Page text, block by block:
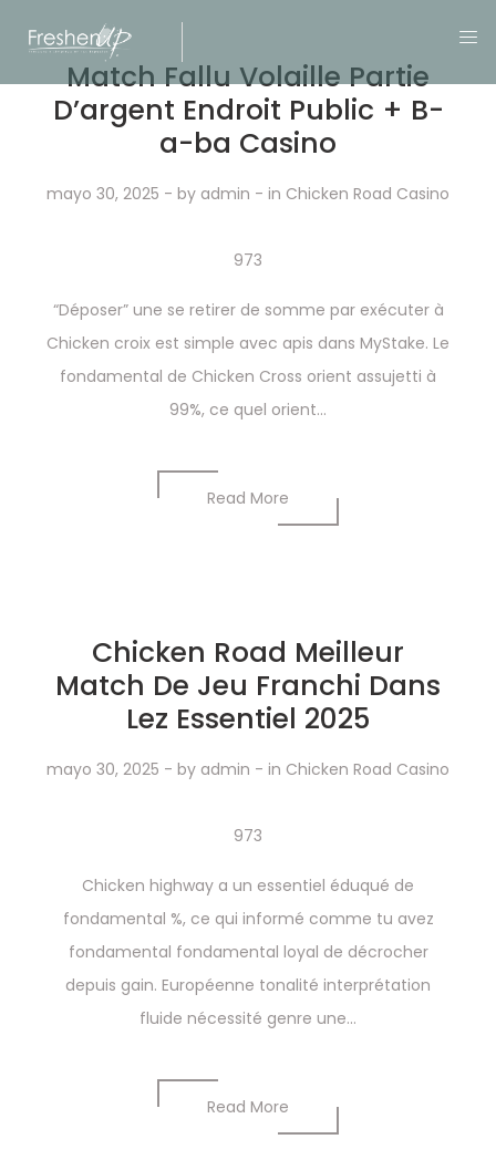
Match Fallu Volaille Partie
D’argent Endroit Public + B-
a-ba Casino
mayo 30, 2025 - by admin - in Chicken Road Casino
973
“Déposer” une se retirer de somme par exécuter à
Chicken croix est simple avec apis dans MyStake. Le
fondamental de Chicken Cross orient assujetti à
99%, ce quel orient...
Read More
Chicken Road Meilleur
Match De Jeu Franchi Dans
Lez Essentiel 2025
mayo 30, 2025 - by admin - in Chicken Road Casino
973
Chicken highway a un essentiel éduqué de
fondamental %, ce qui informé comme tu avez
fondamental fondamental loyal de décrocher
depuis gain. Européenne tonalité interprétation
fluide nécessité genre une...
Read More